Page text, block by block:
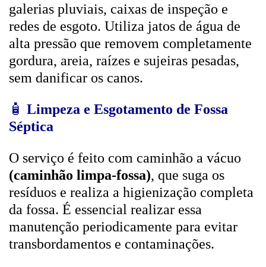
galerias pluviais, caixas de inspeção e
redes de esgoto. Utiliza jatos de água de
alta pressão que removem completamente
gordura, areia, raízes e sujeiras pesadas,
sem danificar os canos.
🧴 Limpeza e Esgotamento de Fossa
Séptica
O serviço é feito com caminhão a vácuo
(caminhão limpa-fossa), que suga os
resíduos e realiza a higienização completa
da fossa. É essencial realizar essa
manutenção periodicamente para evitar
transbordamentos e contaminações.